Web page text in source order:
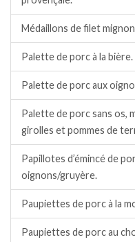
Médaillons de filet
Palette de porc à la bière.
Palette de porc aux
Palette de porc sans os,
girolles et pommes de
Papillotes d’émincé de
oignons/gruyère.
Paupiettes de porc à la
Paupiettes de porc au